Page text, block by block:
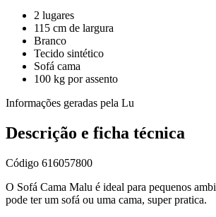
2 lugares
115 cm de largura
Branco
Tecido sintético
Sofá cama
100 kg por assento
Informações geradas pela Lu
Descrição e ficha técnica
Código 616057800
O Sofá Cama Malu é ideal para pequenos
pode ter um sofá ou uma cama, super pratica.